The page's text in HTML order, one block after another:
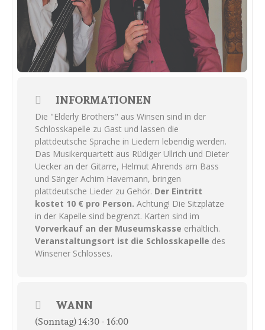
INFORMATIONEN
Die "Elderly Brothers" aus Winsen sind in der
Schlosskapelle zu Gast und lassen die
plattdeutsche Sprache in Liedern lebendig werden.
Das Musikerquartett aus Rüdiger Ullrich und Dieter
Uecker an der Gitarre, Helmut Ahrends am Bass
und Sänger Achim Havemann, bringen
plattdeutsche Lieder zu Gehör. Der Eintritt
kostet 10 € pro Person. Achtung! Die Sitzplätze
in der Kapelle sind begrenzt. Karten sind im
Vorverkauf an der Museumskasse erhältlich.
Veranstaltungsort ist die Schlosskapelle des
Winsener Schlosses.
WANN
(Sonntag) 14:30 - 16:00